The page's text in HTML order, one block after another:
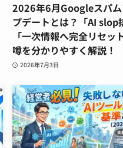
2026年6月Googleスパ
プデートとは？「AI slop
「一次情報へ完全リセッ
噂を分かりやすく解説！
2026年7月3日